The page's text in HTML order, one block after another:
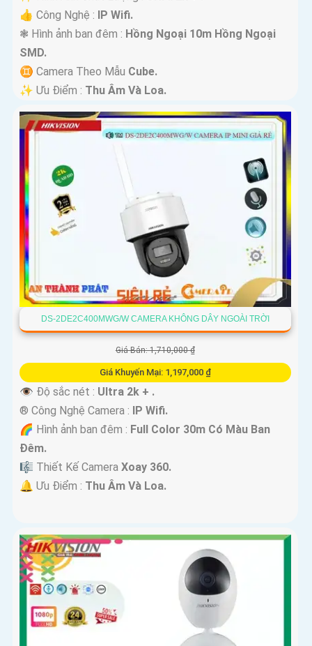
👍 Công Nghệ : IP Wifi.
❃ Hình ảnh ban đêm : Hồng Ngoại 10m Hồng Ngoại
SMD.
♊ Camera Theo Mẫu Cube.
️✨ Ưu Điểm : Thu Âm Và Loa.
DS-2DE2C400MWG/W CAMERA KHÔNG DÂY NGOÀI TRỜI
Giá Bán: 1,710,000 ₫
Giá Khuyến Mại: 1,197,000 ₫
👁 Độ sắc nét : Ultra 2k + .
®️ Công Nghệ Camera :
IP Wifi.
🌈 Hình ảnh ban đêm : Full Color 30m Có Màu Ban
Ðêm.
🎼️ Thiết Kế Camera Xoay 360.
️🔔 Ưu Điểm : Thu Âm Và Loa.